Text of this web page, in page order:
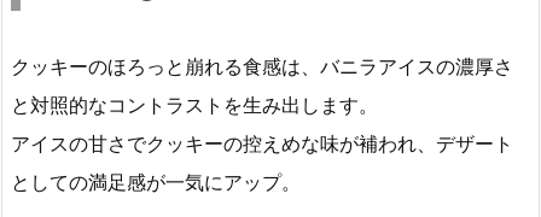
クッキーのほろっと崩れる食感は、バニラアイスの濃厚さ
と対照的なコントラストを生み出します。
アイスの甘さでクッキーの控えめな味が補われ、デザート
としての満足感が一気にアップ。